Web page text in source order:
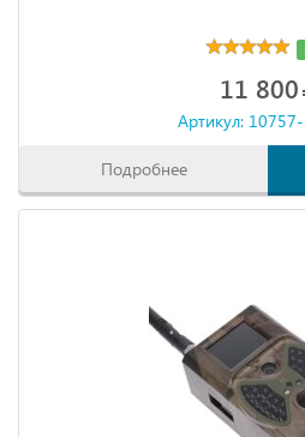
11 800
Артикул:
Подробнее